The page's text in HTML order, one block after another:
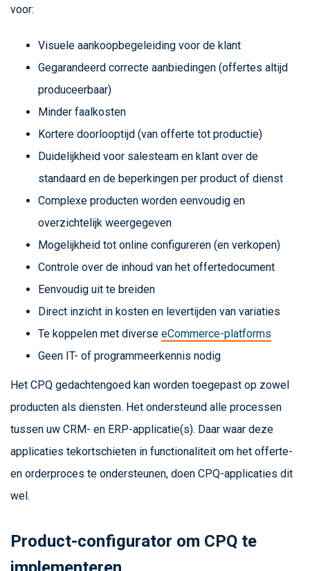
voor:
Visuele aankoopbegeleiding voor de klant
Gegarandeerd correcte aanbiedingen (offertes altijd
produceerbaar)
Minder faalkosten
Kortere doorlooptijd (van offerte tot productie)
Duidelijkheid voor salesteam en klant over de
standaard en de beperkingen per product of dienst
Complexe producten worden eenvoudig en
overzichtelijk weergegeven
Mogelijkheid tot online configureren (en verkopen)
Controle over de inhoud van het offertedocument
Eenvoudig uit te breiden
Direct inzicht in kosten en levertijden van variaties
Te koppelen met diverse eCommerce-platforms
Geen IT- of programmeerkennis nodig
Het CPQ gedachtengoed kan worden toegepast op zowel
producten als diensten. Het ondersteund alle processen
tussen uw CRM- en ERP-applicatie(s). Daar waar deze
applicaties tekortschieten in functionaliteit om het offerte-
en orderproces te ondersteunen, doen CPQ-applicaties dit
wel.
Product-configurator om CPQ te